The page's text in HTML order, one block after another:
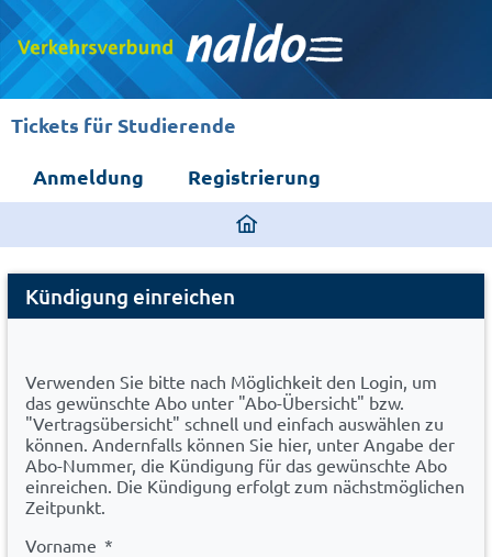
Tickets für Studierende
Anmeldung
Registrierung
ding
home
page
Cancel
Abo
Kündigung einreichen
Verwenden Sie bitte nach Möglichkeit den Login, um
das gewünschte Abo unter "Abo-Übersicht" bzw.
"Vertragsübersicht" schnell und einfach auswählen zu
können. Andernfalls können Sie hier, unter Angabe der
Abo-Nummer, die Kündigung für das gewünschte Abo
einreichen. Die Kündigung erfolgt zum nächstmöglichen
Zeitpunkt.
Vorname *